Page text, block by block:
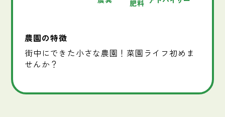
肥料
農園の特徴
街中にできた小さな農園！菜園ライフ初めま
せんか？